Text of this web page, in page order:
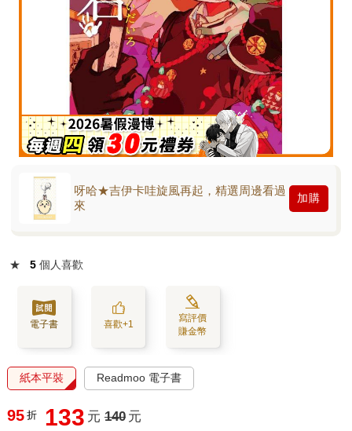
呀哈★吉伊卡哇旋風再起，精選周邊看過
來
加購
★ 5 個人喜歡
電子書 喜歡+1
寫評價
賺金幣
紙本平裝 Readmoo 電子書
95 折 133 元 140 元